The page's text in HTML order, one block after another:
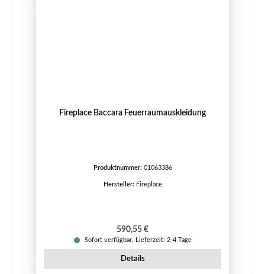
Fireplace Baccara Feuerraumauskleidung
Produktnummer: 01063386
Hersteller: Fireplace
Regulärer Preis:
590,55 €
Sofort verfügbar, Lieferzeit: 2-4 Tage
Details